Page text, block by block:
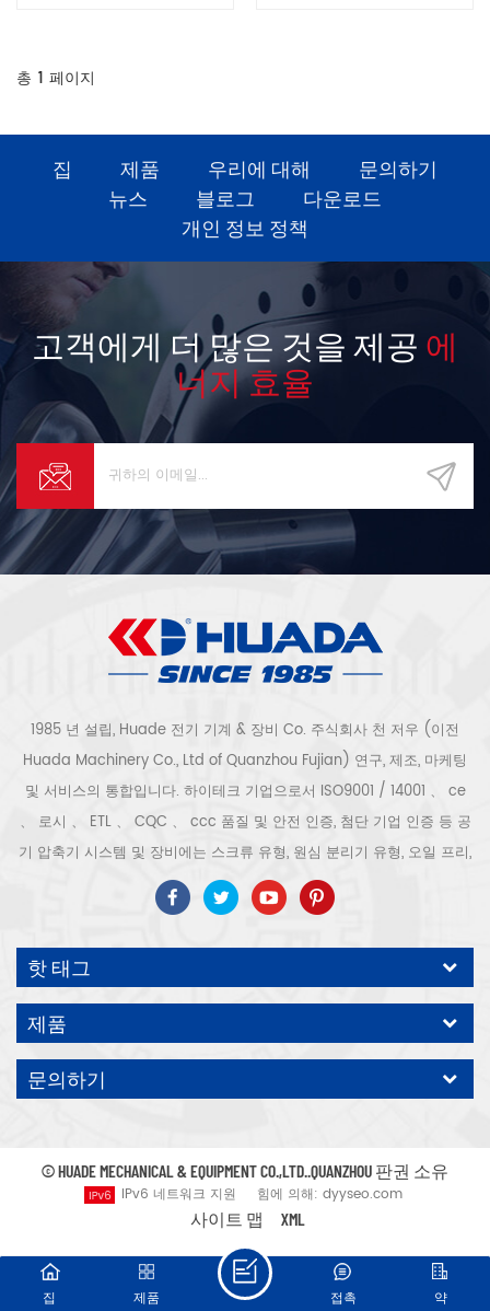
응하여 다양한 산업의 가스 요구
총 1 페이지
집 제품 우리에 대해
문의하기
뉴스
블로그
다운로드
개인 정보 정책
고객에게 더 많은 것을 제공 에
너지 효율
1985 년 설립, Huade 전기 기계 & 장비 Co. 주식회사 천 저우 (이전
Huada Machinery Co., Ltd of Quanzhou Fujian) 연구, 제조, 마케팅
및 서비스의 통합입니다. 하이테크 기업으로서 ISO9001 / 14001 、 ce
、 로시 、 ETL 、 CQC 、 ccc 품질 및 안전 인증, 첨단 기업 인증 등 공
기 압축기 시스템 및 장비에는 스크류 유형, 원심 분리기 유형, 오일 프리,
스크롤 유형, 피스톤 유형, 건조기, 필터, 배수기, 완전한 공기 압축기 생산
라인 등이 포함됩니다. 보다 300 가지 유형의 공기 압축기 산업 전문가
우리 회사는 보다 30 년 경력 from 압력 용기, 전기 모터, 정밀 부품 가공
및 장비에 대한 최고의 부품 주조 조립. 또한 우리 회사는 영구 자석 서보
모터의 자체 핵심 프로세스를 개발하고 관련 기술 특허를 획득하여 국가
에너지 절약 및 환경 보호 기술 발전에 기여했습니다. 우리 자신의 브랜
드 공기 압축기를 기대하십시오, ODM / OEM 수락입니다.
핫 태그
제품
문의하기
© HUADE MECHANICAL & EQUIPMENT CO.,LTD..QUANZHOU 판권 소유
IPv6 네트워크 지원
힘에 의해: dyyseo.com
사이트 맵
XML
집 제품 약
접촉